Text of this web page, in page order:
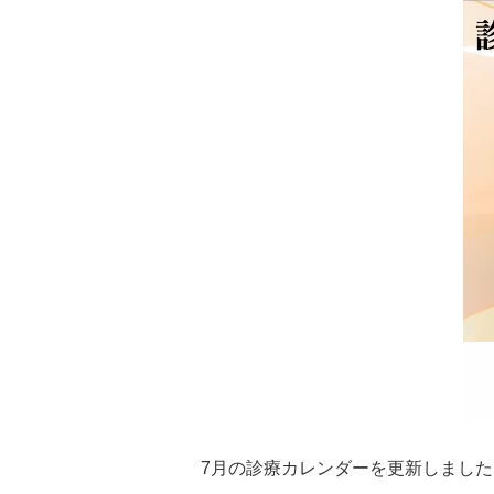
7月の診療カレンダーを更新しまし